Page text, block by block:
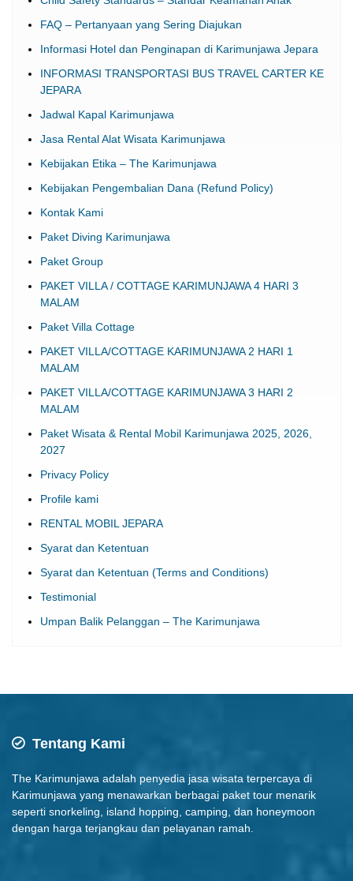
Informasi Hotel dan Penginapan di Karimunjawa Jepara
INFORMASI TRANSPORTASI BUS TRAVEL CARTER KE
JEPARA
Jadwal Kapal Karimunjawa
Jasa Rental Alat Wisata Karimunjawa
Kebijakan Etika – The Karimunjawa
Kebijakan Pengembalian Dana (Refund Policy)
Kontak Kami
Paket Diving Karimunjawa
Paket Group
PAKET VILLA / COTTAGE KARIMUNJAWA 4 HARI 3
MALAM
Paket Villa Cottage
PAKET VILLA/COTTAGE KARIMUNJAWA 2 HARI 1
MALAM
PAKET VILLA/COTTAGE KARIMUNJAWA 3 HARI 2
MALAM
Paket Wisata & Rental Mobil Karimunjawa 2025, 2026,
2027
Privacy Policy
Profile kami
RENTAL MOBIL JEPARA
Syarat dan Ketentuan
Syarat dan Ketentuan (Terms and Conditions)
Testimonial
Umpan Balik Pelanggan – The Karimunjawa
Tentang Kami
The Karimunjawa adalah penyedia jasa wisata terpercaya di
Karimunjawa yang menawarkan berbagai paket tour menarik
dengan harga terjangkau dan pelayanan ramah.